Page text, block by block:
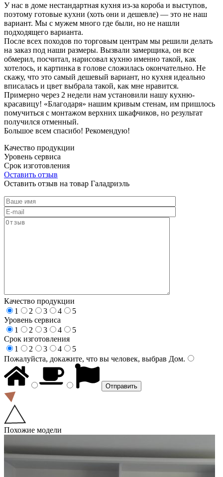
У нас в доме нестандартная кухня из-за короба и выступов,
поэтому готовые кухни (хоть они и дешевле) — это не наш
вариант. Мы с мужем много где были, но не нашли
подходящего варианта.
После всех походов по торговым центрам мы решили делать
на заказ под наши размеры. Вызвали замерщика, он все
обмерил, посчитал, нарисовал кухню именно такой, как
хотелось, и картинка в голове сложилась окончательно. Не
скажу, что это самый дешевый вариант, но кухня идеально
вписалась и цвет выбрала такой, как мне нравится.
Примерно через 2 недели нам установили нашу кухню-
красавицу! «Благодаря» нашим кривым стенам, им пришлось
помучиться с монтажом верхних шкафчиков, но результат
получился отменный.
Большое всем спасибо! Рекомендую!
Качество продукции
Уровень сервиса
Срок изготовления
Оставить отзыв
Оставить отзыв на товар Галадриэль
Качество продукции
1
2 3 4
5
Уровень сервиса
1
2 3 4
5
Срок изготовления
1
2 3 4
5
Пожалуйста, докажите, что вы человек, выбрав Дом.
Похожие модели